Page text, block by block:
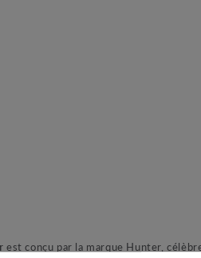
est conçu par la marque Hunter,